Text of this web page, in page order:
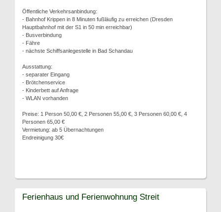
Öffentliche Verkehrsanbindung:
- Bahnhof Krippen in 8 Minuten fußläufig zu erreichen (Dresden
Hauptbahnhof mit der S1 in 50 min erreichbar)
- Busverbindung
- Fähre
- nächste Schiffsanlegestelle in Bad Schandau
Ausstattung:
- separater Eingang
- Brötchenservice
- Kinderbett auf Anfrage
- WLAN vorhanden
Preise: 1 Person 50,00 €, 2 Personen 55,00 €, 3 Personen 60,00 €, 4
Personen 65,00 €
Vermietung: ab 5 Übernachtungen
Endreinigung 30€
Ferienhaus und Ferienwohnung Streit